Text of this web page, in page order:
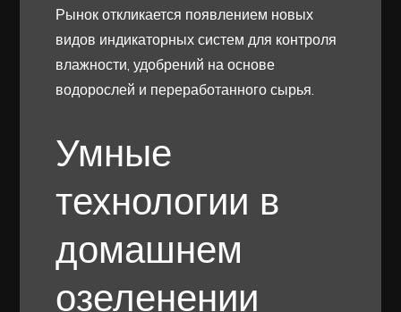
Рынок откликается появлением новых
видов индикаторных систем для контроля
влажности, удобрений на основе
водорослей и переработанного сырья.
Умные
технологии в
домашнем
озеленении